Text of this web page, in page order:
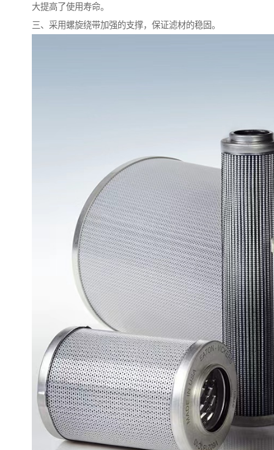
大提高了使用寿命。
三、采用螺旋绕带加强的支撑，保证滤材的稳固。